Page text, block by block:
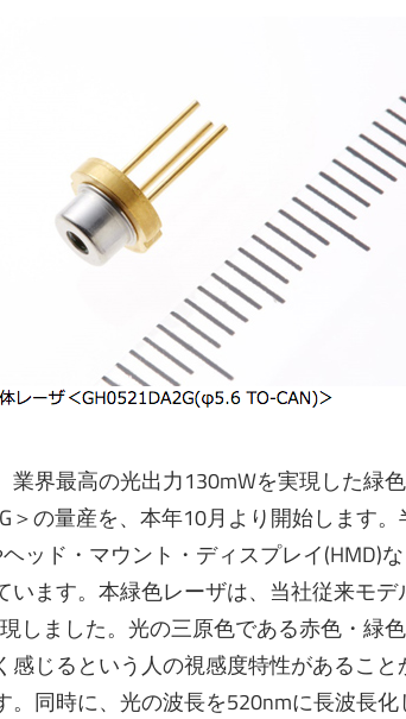
業界最高の光出力130mWを実現した緑
＞の量産を、本年10月より開始します
ヘッド・マウント・ディスプレイ(HMD)
います。本緑色レーザは、当社従来モ
しました。光の三原色である赤色・緑
感じるという人の視感度特性があるこ
。同時に、光の波長を520nmに長波長